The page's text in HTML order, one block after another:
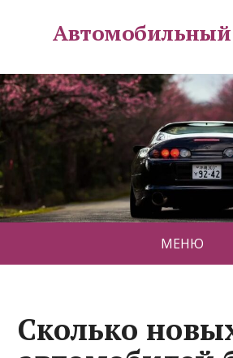
Автомобильный
МЕНЮ
Сколько